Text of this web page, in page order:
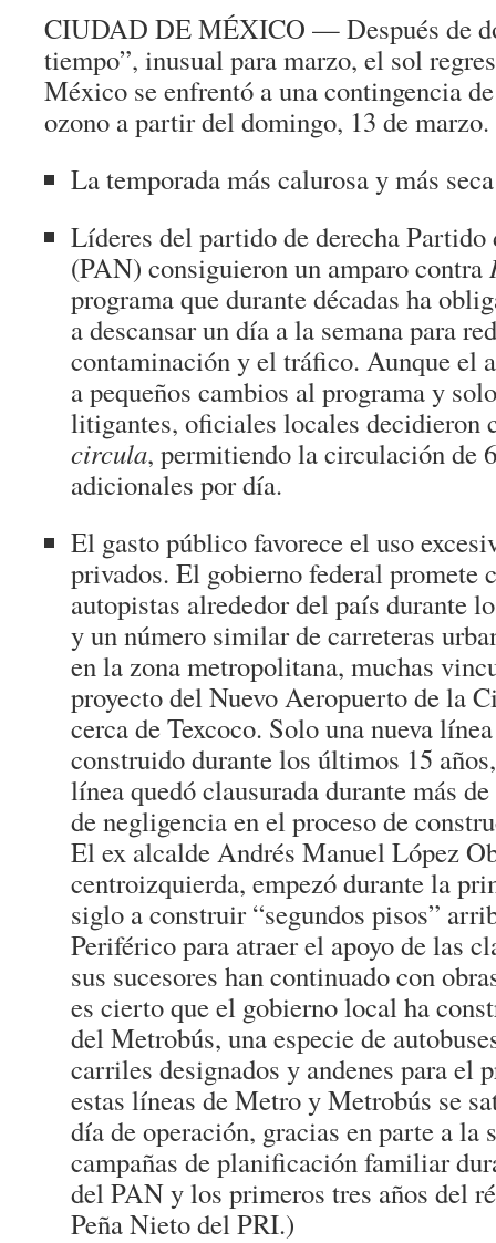
CIUDAD DE MÉXICO — Después de
tiempo”, inusual para marzo, el sol
México se enfrentó a una contingencia
ozono a partir del domingo, 13 de marzo.
La temporada más calurosa y más
Líderes del partido de derecha
(PAN) consiguieron un amparo contra
programa que durante décadas ha
a descansar un día a la semana para
contaminación y el tráfico. Aunque el
a pequeños cambios al programa y
litigantes, oficiales locales decidieron
circula, permitiendo la circulación de
adicionales por día.
El gasto público favorece el uso
privados. El gobierno federal promete
autopistas alrededor del país durante
y un número similar de carreteras
en la zona metropolitana, muchas
proyecto del Nuevo Aeropuerto de la
cerca de Texcoco. Solo una nueva
construido durante los últimos 15
línea quedó clausurada durante más
de negligencia en el proceso de
El ex alcalde Andrés Manuel López
centroizquierda, empezó durante la
siglo a construir “segundos pisos”
Periférico para atraer el apoyo de las
sus sucesores han continuado con
es cierto que el gobierno local ha
del Metrobús, una especie de
carriles designados y andenes para el
estas líneas de Metro y Metrobús se
día de operación, gracias en parte a la
campañas de planificación familiar
del PAN y los primeros tres años del
Peña Nieto del PRI.)